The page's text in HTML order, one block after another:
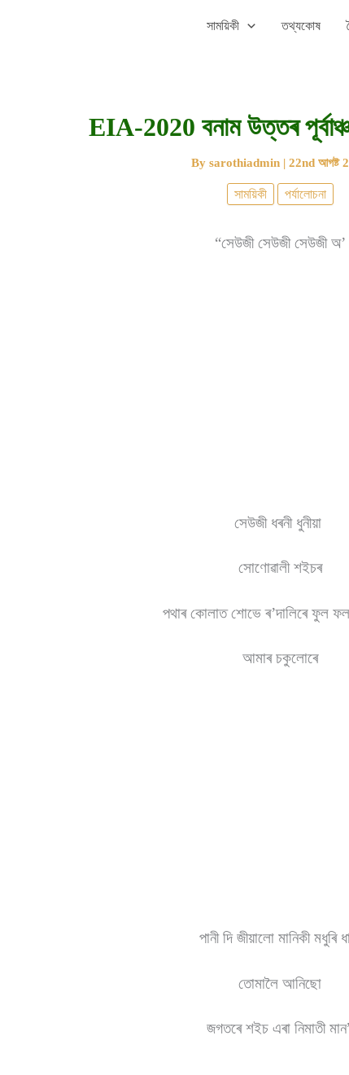
সাময়িকী তথ্যকোষ
EIA-2020 বনাম উত্তৰ
By sarothiadmin | 22nd আগষ্ট
সাময়িকী পৰ্যালোচনা
“সেউজী সেউজী সেউজী অ’
সেউজী ধৰনী ধুনীয়া
সোণোৱালী শইচৰ
পথাৰ কোলাত শোভে ৰ’দালিৰে ফুল ফল
আমাৰ চকুলোৰে
পানী দি জীয়ালো মানিকী মধুৰি
তোমালৈ আনিছো
জগতৰে শইচ এৰা নিমাতী